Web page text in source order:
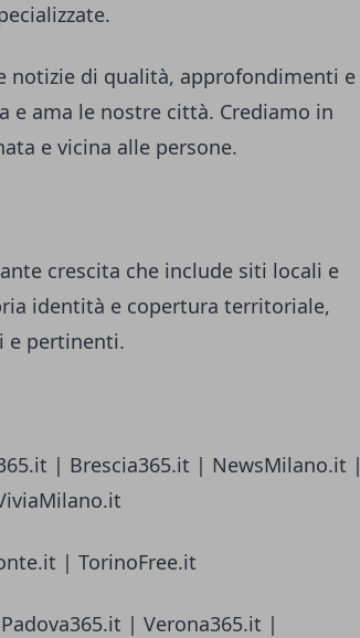
notizie di qualità, approfondimenti e
e ama le nostre città. Crediamo in
e vicina alle persone.
crescita che include siti locali e
identità e copertura territoriale,
e pertinenti.
| Brescia365.it | NewsMilano.it |
| TorinoFree.it
| Verona365.it |